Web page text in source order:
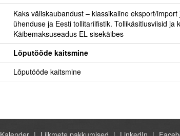
Kaks väliskaubandust – klassikaline eksport/
ühenduse ja Eesti tollitariifistik. Tollikäsitlusviisid ja
Käibemaksuseadus EL sisekäibes
Lõputööde kaitsmine
Lõputööde kaitsmine